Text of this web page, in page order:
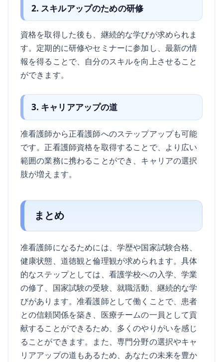
2. スキルアップのための研修
資格を取得した後も、継続的な学びが求められま
す。定期的に研修やセミナーに参加し、最新の情
報を得ることで、自分のスキルを向上させること
ができます。
3. キャリアアップの道
准看護師から正看護師へのステップアップも可能
です。正看護師資格を取得することで、より広い
範囲の業務に携わることができ、キャリアの選択
肢が増えます。
まとめ
准看護師になるためには、学歴や国家試験合格、
健康状態、道徳観と倫理観が求められます。具体
的なステップとしては、看護学校への入学、学業
の修了、国家試験の受験、就職活動、継続的な学
びがあります。准看護師として働くことで、患者
との信頼関係を築き、医療チームの一員として貢
献することができるため、多くのやりがいを感じ
ることができます。また、専門分野の選択やキャ
リアアップの道もあるため、あなたの未来を豊か